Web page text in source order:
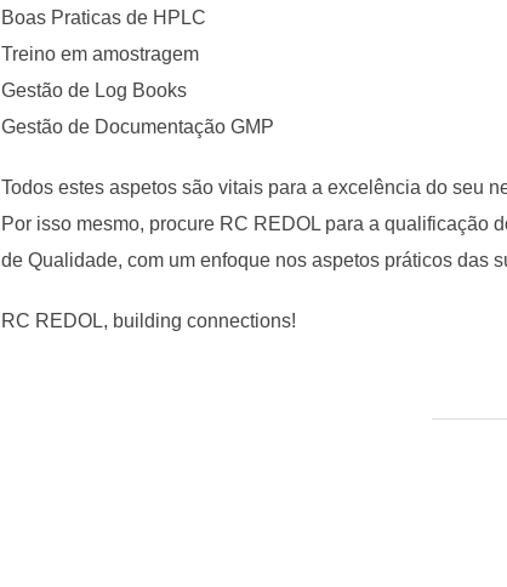
Boas Praticas de HPLC
Treino em amostragem
Gestão de Log Books
Gestão de Documentação GMP
Todos estes aspetos são vitais para a excelência do seu
Por isso mesmo, procure RC REDOL para a qualificação
de Qualidade, com um enfoque nos aspetos práticos das
RC REDOL, building connections!